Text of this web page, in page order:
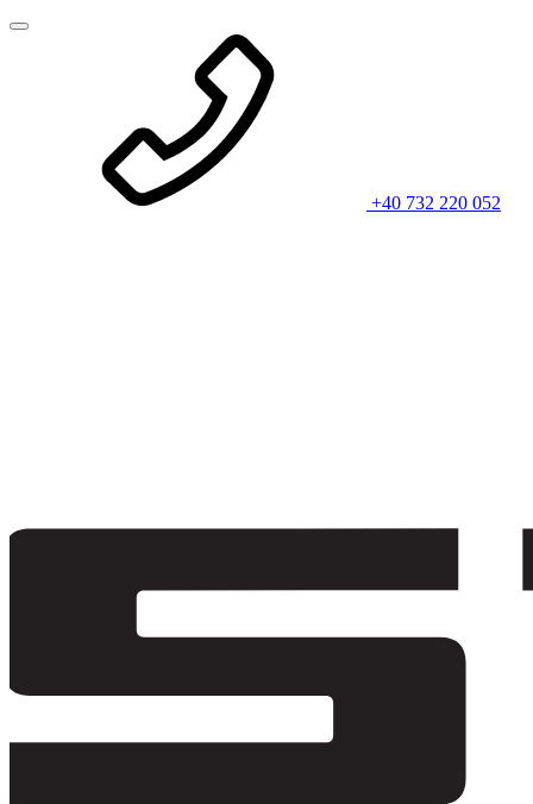
+40 732 220 052